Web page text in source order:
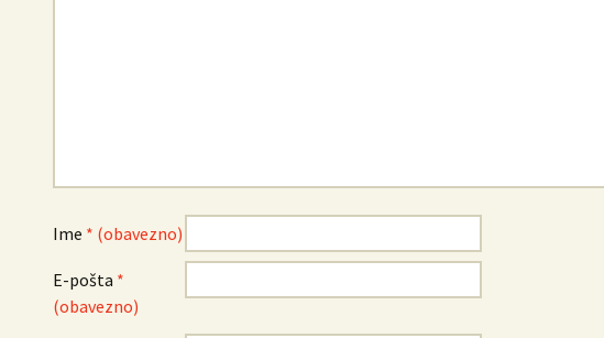
Ime * (obavezno)
E-pošta *
(obavezno)